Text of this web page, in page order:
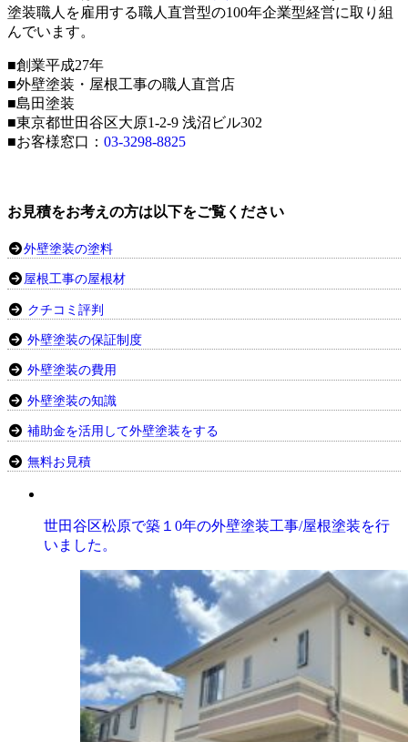
塗装職人を雇用する職人直営型の100年企業型経営に取り組
んでいます。
■創業平成27年
■外壁塗装・屋根工事の職人直営店
■島田塗装
■東京都世田谷区大原1-2-9 浅沼ビル302
■お客様窓口： 03-3298-8825
お見積をお考えの方は以下をご覧ください
外壁塗装の塗料
屋根工事の屋根材
クチコミ評判
外壁塗装の保証制度
外壁塗装の費用
外壁塗装の知識
補助金を活用して外壁塗装をする
無料お見積
世田谷区松原で築１0年の外壁塗装工事/屋根塗装を行
いました。